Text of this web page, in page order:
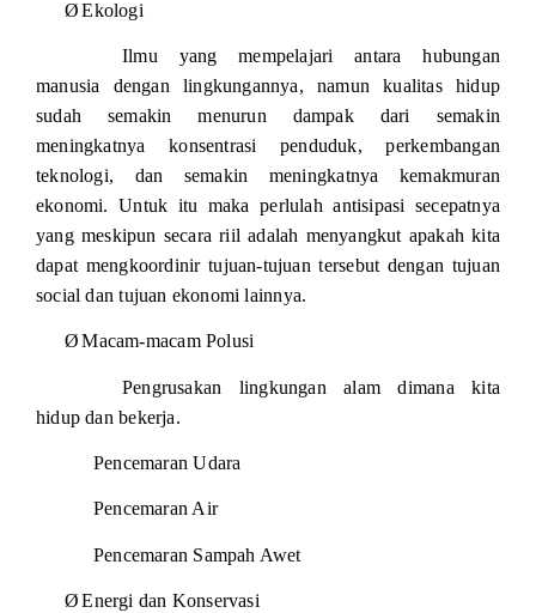
Ø Ekologi
Ilmu yang mempelajari antara hubungan
manusia dengan lingkungannya, namun kualitas hidup
sudah semakin menurun dampak dari semakin
meningkatnya konsentrasi penduduk, perkembangan
teknologi, dan semakin meningkatnya kemakmuran
ekonomi. Untuk itu maka perlulah antisipasi secepatnya
yang meskipun secara riil adalah menyangkut apakah kita
dapat mengkoordinir tujuan-tujuan tersebut dengan tujuan
social dan tujuan ekonomi lainnya.
Ø Macam-macam Polusi
Pengrusakan lingkungan alam dimana kita
hidup dan bekerja.
Pencemaran Udara
Pencemaran Air
Pencemaran Sampah Awet
Ø Energi dan Konservasi